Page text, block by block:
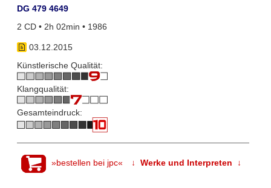
DG 479 4649
2 CD • 2h 02min • 1986
03.12.2015
Künstlerische Qualität:
Klangqualität:
Gesamteindruck:
»bestellen bei jpc« ↓ Werke und Interpreten ↓